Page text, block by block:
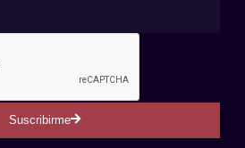
Suscribirme